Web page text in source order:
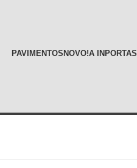
PAVIMENTOS NOVO!A INPORTAS